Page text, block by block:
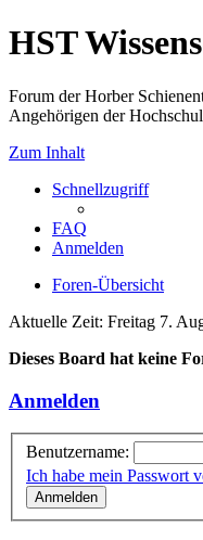
HST
Forum der Horber
Angehörigen der
Zum Inhalt
Schnellzugriff
FAQ
Anmelden
Foren-Übersicht
Aktuelle Zeit: Freitag 7.
Dieses Board hat keine
Anmelden
Benutzername:
Ich habe mein Passwort